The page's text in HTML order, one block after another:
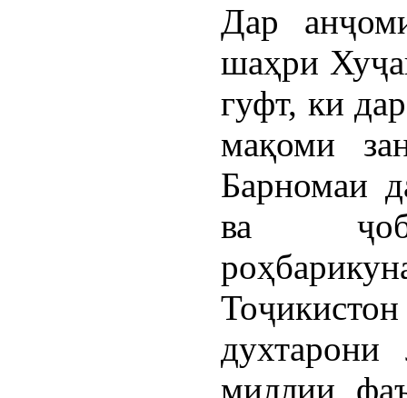
Дар
шаҳри
гуфт, ки
мақоми
Барномаи
ва
духтарони
миллии